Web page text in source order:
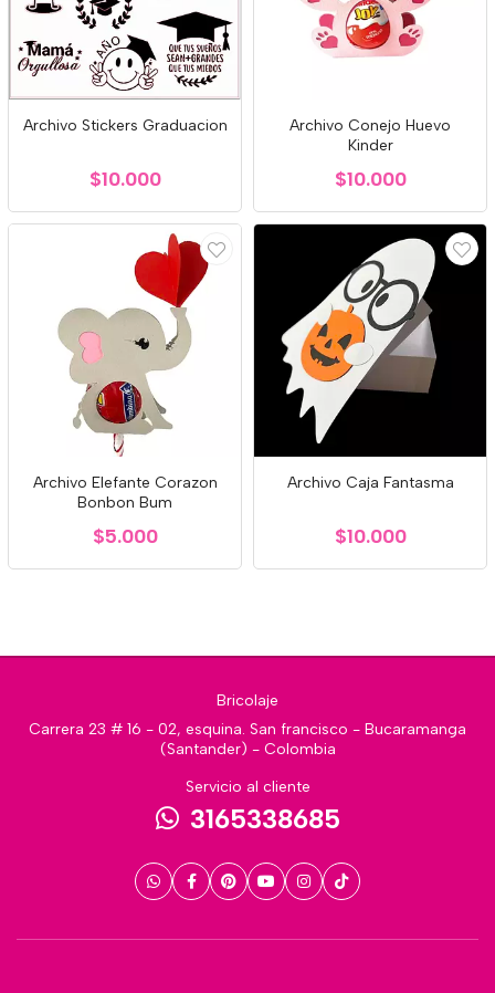
Archivo Stickers Graduacion
$10.000
Archivo Conejo Huevo
Kinder
$10.000
Archivo Elefante Corazon
Bonbon Bum
$5.000
Archivo Caja Fantasma
$10.000
Bricolaje
Carrera 23 # 16 - 02, esquina. San francisco - Bucaramanga
(Santander) - Colombia
Servicio al cliente
3165338685